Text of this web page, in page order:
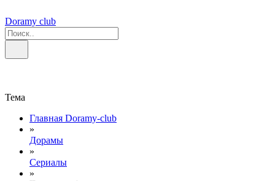
Doramy club
Тема
Главная Doramy-club
»
Дорамы
»
Сериалы
»